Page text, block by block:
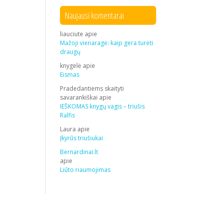
Naujausi komentarai
liauciute apie
Mažoji vienaragė: kaip gera turėti
draugų
knygelė apie
Eismas
Pradedantiems skaityti
savarankiškai apie
IEŠKOMAS knygų vagis – triušis
Ralfis
Laura apie
Įkyrūs triušiukai
Bernardinai.lt
apie
Liūto riaumojimas